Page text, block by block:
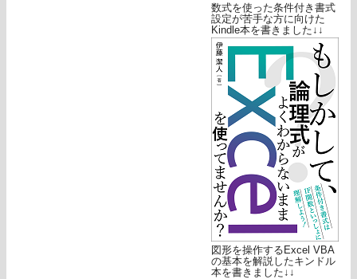
数式を使った条件付き書式
設定が苦手な方に向けた
Kindle本を書きました↓↓
図形を操作するExcel VBA
の基本を解説したキンドル
本を書きました↓↓